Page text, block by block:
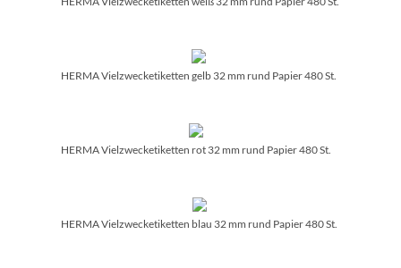
HERMA Vielzwecketiketten gelb 32 mm rund Papier 480 St.
HERMA Vielzwecketiketten rot 32 mm rund Papier 480 St.
HERMA Vielzwecketiketten blau 32 mm rund Papier 480 St.